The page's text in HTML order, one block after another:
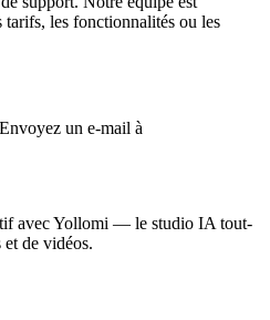
tarifs, les fonctionnalités ou les
un e-mail à
avec Yollomi — le studio IA tout-
de vidéos.